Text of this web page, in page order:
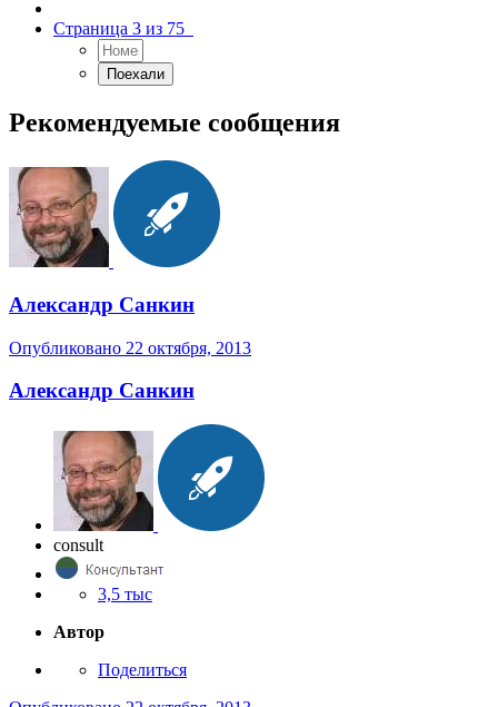
Страница 3 из 75
Рекомендуемые сообщения
Александр Санкин
Опубликовано 22 октября, 2013
Александр Санкин
consult
3,5 тыс
Автор
Поделиться